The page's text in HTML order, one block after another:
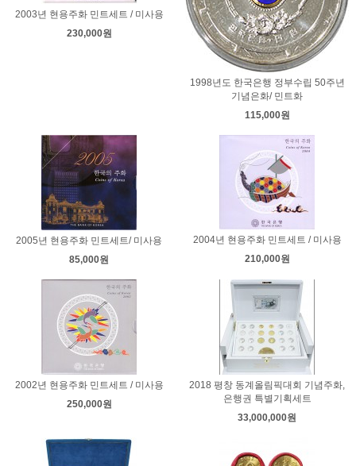
2003년 현용주화 민트세트 / 미사용
230,000원
1998년도 한국은행 정부수립 50주년
기념은화/ 민트화
115,000원
2005년 현용주화 민트세트/ 미사용
85,000원
2004년 현용주화 민트세트 / 미사용
210,000원
2002년 현용주화 민트세트 / 미사용
250,000원
2018 평창 동계올림픽대회 기념주화,
은행권 특별기획세트
33,000,000원